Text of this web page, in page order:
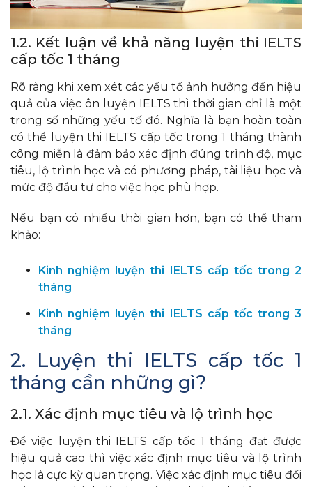
1.2. Kết luận về khả năng luyện thi IELTS
cấp tốc 1 tháng
Rõ ràng khi xem xét các yếu tố ảnh hưởng đến hiệu
quả của việc ôn luyện IELTS thì thời gian chỉ là một
trong số những yếu tố đó. Nghĩa là bạn hoàn toàn
có thể luyện thi IELTS cấp tốc trong 1 tháng thành
công miễn là đảm bảo xác định đúng trình độ, mục
tiêu, lộ trình học và có phương pháp, tài liệu học và
mức độ đầu tư cho việc học phù hợp.
Nếu bạn có nhiều thời gian hơn, bạn có thể tham
khảo:
Kinh nghiệm luyện thi IELTS cấp tốc trong 2
tháng
Kinh nghiệm luyện thi IELTS cấp tốc trong 3
tháng
2. Luyện thi IELTS cấp tốc 1
tháng cần những gì?
2.1. Xác định mục tiêu và lộ trình học
Để việc luyện thi IELTS cấp tốc 1 tháng đạt được
hiệu quả cao thì việc xác định mục tiêu và lộ trình
học là cực kỳ quan trọng. Việc xác định mục tiêu đối